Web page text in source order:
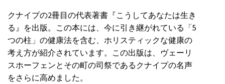
クナイプの2冊目の代表著書『こうしてあなたは生き
る』を出版。この本には、今に引き継がれている「5
つの柱」の健康法を含む、ホリスティックな健康の
考え方が紹介されています。この出版は、ヴェーリ
スホーフェンとその町の司祭であるクナイプの名声
をさらに高めました。